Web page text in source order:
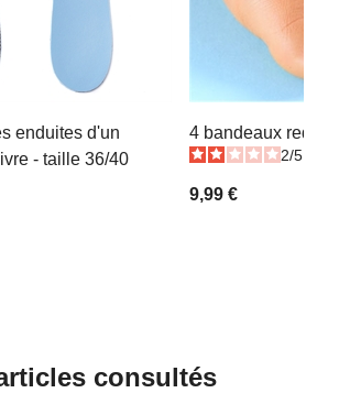
enduites d'un
- taille 36/40
4 bandeaux
2/5
9,99 €
consultés